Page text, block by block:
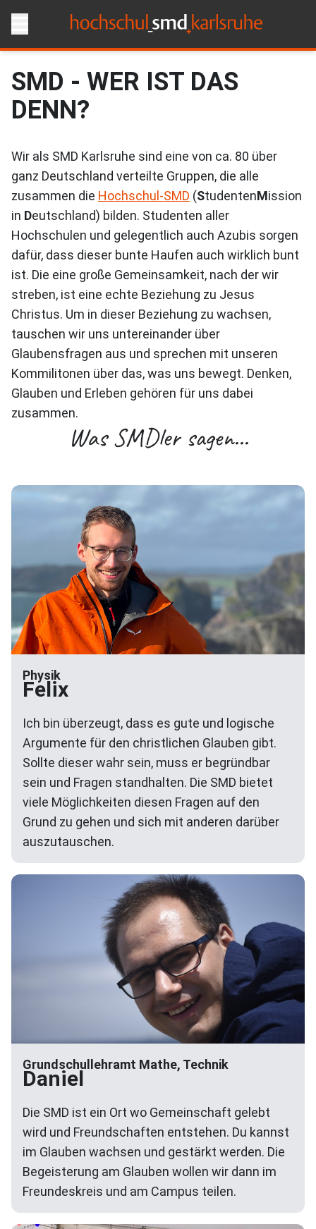
SMD - WER IST DAS
DENN?
Wir als SMD Karlsruhe sind eine von ca. 80 über
ganz Deutschland verteilte Gruppen, die alle
zusammen die Hochschul-SMD (StudentenMission
in Deutschland) bilden. Studenten aller
Hochschulen und gelegentlich auch Azubis sorgen
dafür, dass dieser bunte Haufen auch wirklich bunt
ist. Die eine große Gemeinsamkeit, nach der wir
streben, ist eine echte Beziehung zu Jesus
Christus. Um in dieser Beziehung zu wachsen,
tauschen wir uns untereinander über
Glaubensfragen aus und sprechen mit unseren
Kommilitonen über das, was uns bewegt. Denken,
Glauben und Erleben gehören für uns dabei
zusammen.
Was SMDler sagen...
Physik
Felix
Ich bin überzeugt, dass es gute und logische
Argumente für den christlichen Glauben gibt.
Sollte dieser wahr sein, muss er begründbar
sein und Fragen standhalten. Die SMD bietet
viele Möglichkeiten diesen Fragen auf den
Grund zu gehen und sich mit anderen darüber
auszutauschen.
Grundschullehramt Mathe, Technik
Daniel
Die SMD ist ein Ort wo Gemeinschaft gelebt
wird und Freundschaften entstehen. Du kannst
im Glauben wachsen und gestärkt werden. Die
Begeisterung am Glauben wollen wir dann im
Freundeskreis und am Campus teilen.